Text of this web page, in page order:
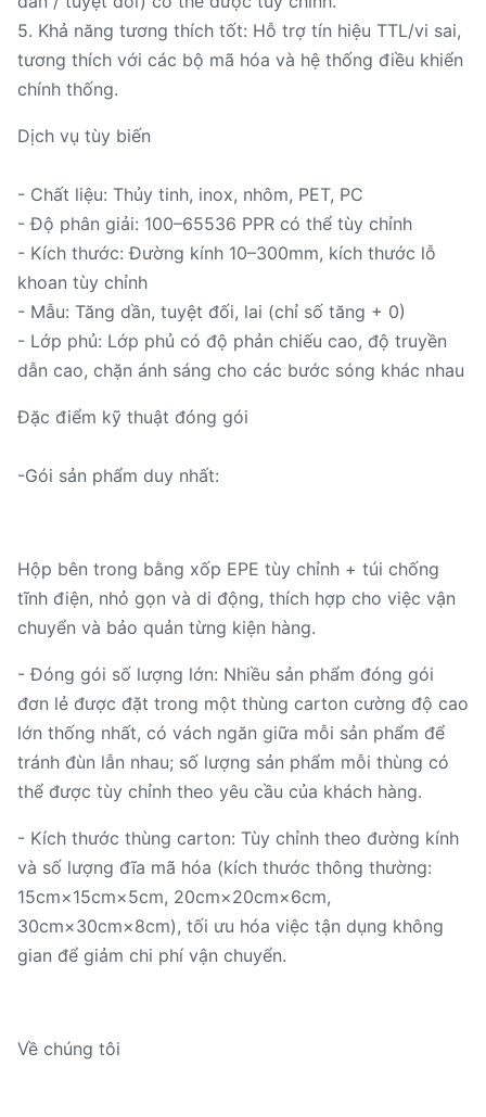
5. Khả năng tương thích tốt: Hỗ trợ tín hiệu TTL/vi sai,
tương thích với các bộ mã hóa và hệ thống điều khiển
chính thống.
Dịch vụ tùy biến
- Chất liệu: Thủy tinh, inox, nhôm, PET, PC
- Độ phân giải: 100–65536 PPR có thể tùy chỉnh
- Kích thước: Đường kính 10–300mm, kích thước lỗ
khoan tùy chỉnh
- Mẫu: Tăng dần, tuyệt đối, lai (chỉ số tăng + 0)
- Lớp phủ: Lớp phủ có độ phản chiếu cao, độ truyền
dẫn cao, chặn ánh sáng cho các bước sóng khác nhau
Đặc điểm kỹ thuật đóng gói
-Gói sản phẩm duy nhất:
Hộp bên trong bằng xốp EPE tùy chỉnh + túi chống
tĩnh điện, nhỏ gọn và di động, thích hợp cho việc vận
chuyển và bảo quản từng kiện hàng.
- Đóng gói số lượng lớn: Nhiều sản phẩm đóng gói
đơn lẻ được đặt trong một thùng carton cường độ cao
lớn thống nhất, có vách ngăn giữa mỗi sản phẩm để
tránh đùn lẫn nhau; số lượng sản phẩm mỗi thùng có
thể được tùy chỉnh theo yêu cầu của khách hàng.
- Kích thước thùng carton: Tùy chỉnh theo đường kính
và số lượng đĩa mã hóa (kích thước thông thường:
15cm×15cm×5cm, 20cm×20cm×6cm,
30cm×30cm×8cm), tối ưu hóa việc tận dụng không
gian để giảm chi phí vận chuyển.
Về chúng tôi